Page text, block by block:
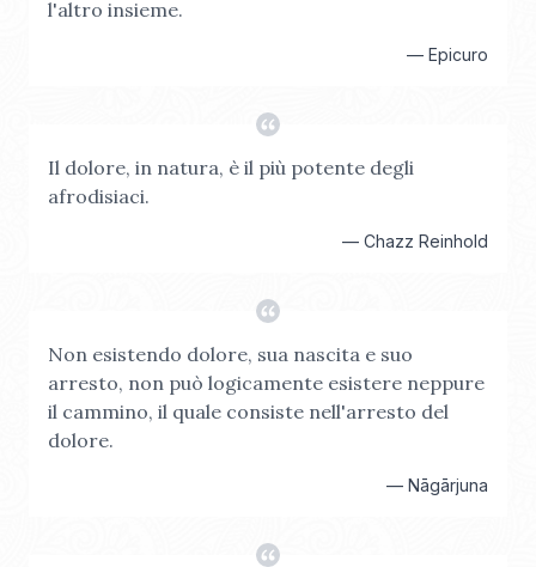
l'altro insieme.
— Epicuro
Il dolore, in natura, è il più potente degli
afrodisiaci.
— Chazz Reinhold
Non esistendo dolore, sua nascita e suo
arresto, non può logicamente esistere neppure
il cammino, il quale consiste nell'arresto del
dolore.
— Nāgārjuna